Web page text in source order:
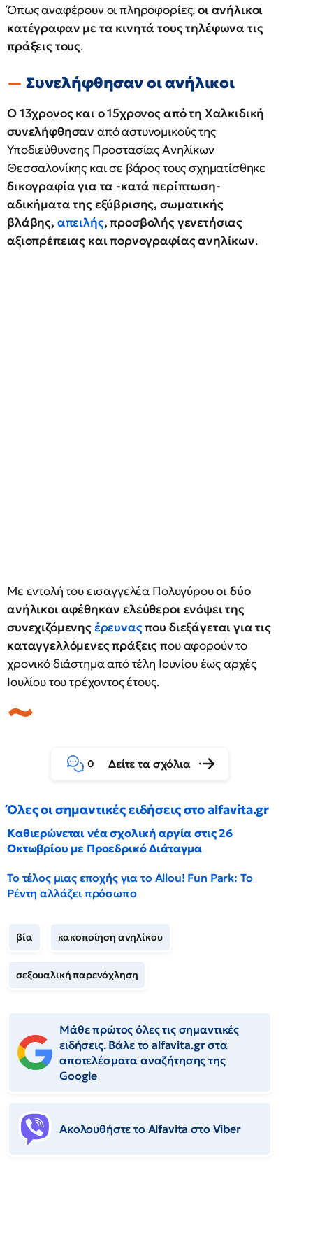
Όπως αναφέρουν οι πληροφορίες,οι ανήλικοι
κατέγραφαν με τα κινητά τους τηλέφωνα τις
πράξεις τους.
Συνελήφθησαν οι ανήλικοι
Ο 13χρονος και ο 15χρονος από τη Χαλκιδική
συνελήφθησαν από αστυνομικούς της
Υποδιεύθυνσης Προστασίας Ανηλίκων
Θεσσαλονίκης και σε βάρος τους σχηματίσθηκε
δικογραφία για τα -κατά περίπτωση-
αδικήματα της εξύβρισης, σωματικής
βλάβης, απειλής, προσβολής γενετήσιας
αξιοπρέπειας και πορνογραφίας ανηλίκων.
Με εντολή του εισαγγελέα Πολυγύρουοι δύο
ανήλικοι αφέθηκαν ελεύθεροι ενόψει της
συνεχιζόμενηςέρευναςπου διεξάγεται για τις
καταγγελλόμενες πράξειςπου αφορούν το
χρονικό διάστημα από τέλη Ιουνίου έως αρχές
Ιουλίου του τρέχοντος έτους.
0 Δείτε τα σχόλια
Όλες οι σημαντικές ειδήσεις στο alfavita.gr
Καθιερώνεται νέα σχολική αργία στις 26
Οκτωβρίου με Προεδρικό Διάταγμα
Το τέλος μιας εποχής για το Allou! Fun Park: Το
Ρέντη αλλάζει πρόσωπο
βία κακοποίηση ανηλίκου
σεξουαλική παρενόχληση
Μάθε πρώτος όλες τις σημαντικές
ειδήσεις. Βάλε το alfavita.gr στα
αποτελέσματα αναζήτησης της
Google
Ακολουθήστε το Αlfavita στο Viber